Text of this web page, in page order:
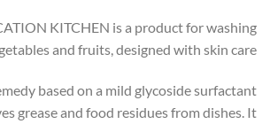
KITCHEN is a product for washing
and fruits, designed with skin care.
based on a mild glycoside surfactant
grease and food residues from dishes. It